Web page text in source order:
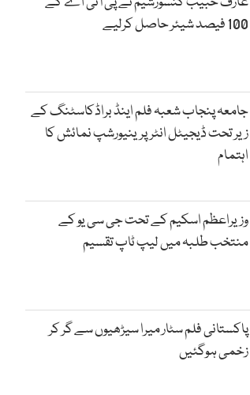
100 فیصد شیئر حاصل کرلیے
جامعہ پنجاب شعبہ فلم اینڈ براڈکاسٹنگ کے
زیر تحت ڈیجیٹل انٹرپرینیورشپ نمائش کا
اہتمام
وزیراعظم اسکیم کے تحت جی سی یو کے
منتخب طلبہ میں لیپ ٹاپ تقسیم
پاکستانی فلم سٹار میرا سیڑھیوں سے گر کر
زخمی ہوگئیں